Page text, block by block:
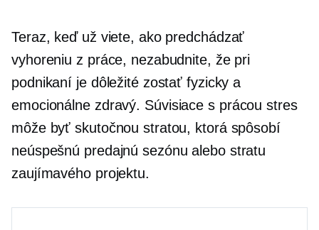
Teraz, keď už viete, ako predchádzať
vyhoreniu z práce, nezabudnite, že pri
podnikaní je dôležité zostať fyzicky a
emocionálne zdravý. Súvisiace s prácou stres
môže byť skutočnou stratou, ktorá spôsobí
neúspešnú predajnú sezónu alebo stratu
zaujímavého projektu.